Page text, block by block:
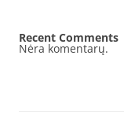
Recent Comments
Nėra komentarų.